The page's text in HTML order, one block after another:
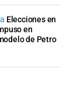
Elecciones en
en
de Petro